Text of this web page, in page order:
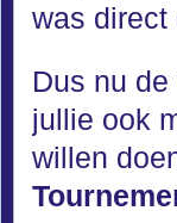
was direct
Dus nu
jullie ook
willen